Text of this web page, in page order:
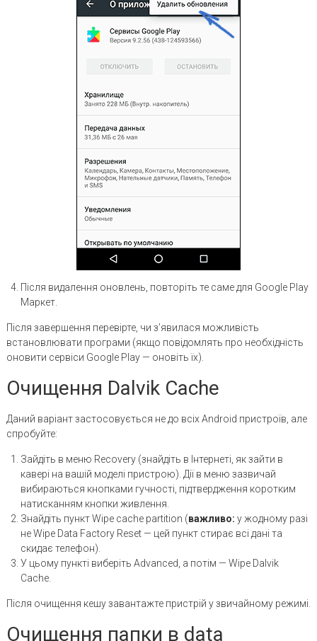
Після видалення оновлень, повторіть те саме для Google Play
Маркет.
Після завершення перевірте, чи з’явилася можливість
встановлювати програми (якщо повідомлять про необхідність
оновити сервіси Google Play — оновіть їх).
Очищення Dalvik Cache
Даний варіант застосовується не до всіх Android пристроїв, але
спробуйте:
Зайдіть в меню Recovery (знайдіть в Інтернеті, як зайти в
кавері на вашій моделі пристрою). Дії в меню зазвичай
вибираються кнопками гучності, підтвердження коротким
натисканням кнопки живлення.
Знайдіть пункт Wipe cache partition (важливо: у жодному разі
не Wipe Data Factory Reset — цей пункт стирає всі дані та
скидає телефон).
У цьому пункті виберіть Advanced, а потім — Wipe Dalvik
Cache.
Після очищення кешу завантажте пристрій у звичайному режимі.
Очищення папки в data